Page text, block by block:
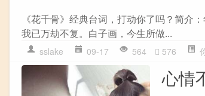
《花千骨》经典台词，打动你了吗？简介
我已万劫不复。白子画，今生所做...
sslake 09-17 564 576
心情